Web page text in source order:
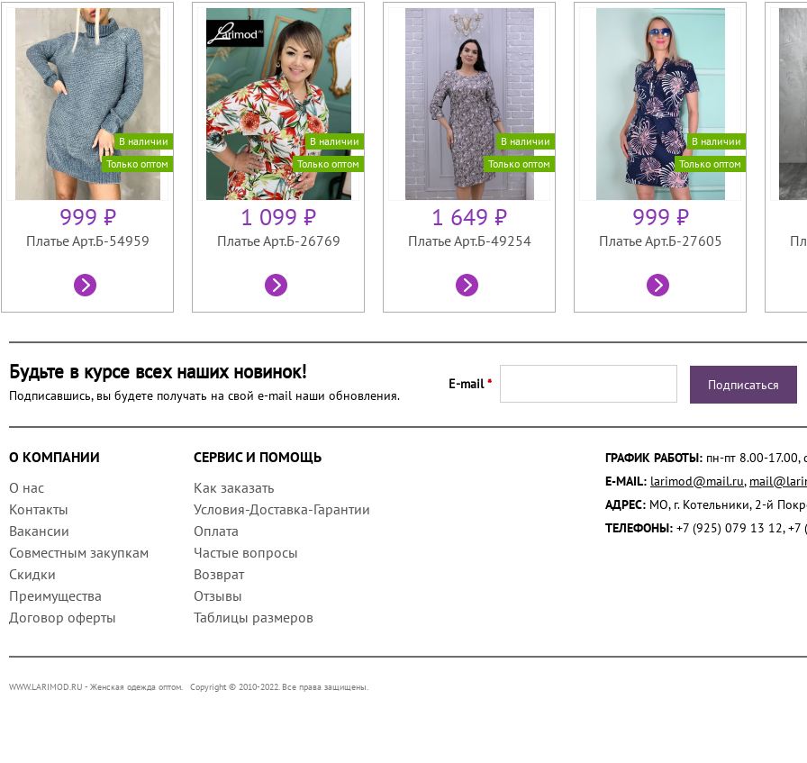
В наличии
Только оптом
999 ₽
Платье Арт.Б-54959
В наличии
Только оптом
1 099 ₽
Платье Арт.Б-26769
В наличии
Только оптом
1 649 ₽
Платье Арт.Б-49254
В наличии
Только оптом
999 ₽
Платье Арт.Б-27605
Будьте в курсе всех наших новинок!
Подписавшись, вы будете получать на свой e-mail наши обновления.
E-mail*
О КОМПАНИИ
СЕРВИС И ПОМОЩЬ
О нас
Контакты
Вакансии
Совместным закупкам
Скидки
Преимущества
Договор оферты
Как заказать
Условия-Доставка-Гарантии
Оплата
Частые вопросы
Возврат
Отзывы
Таблицы размеров
ГРАФИК РАБОТЫ: пн-пт 8.00-17.00,
E-MAIL: larimod@mail.ru,
АДРЕС: МО, г. Котельники, 2-й
ТЕЛЕФОНЫ: +7 (925) 079 13 12,
WWW.LARIMOD.RU - Женская одежда оптом. Copyright © 2010-2022. Все права защищены.